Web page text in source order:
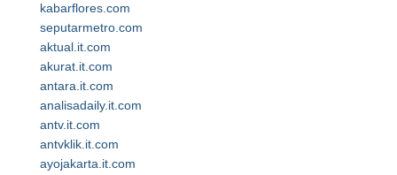
kabarflores.com
seputarmetro.com
aktual.it.com
akurat.it.com
antara.it.com
analisadaily.it.com
antv.it.com
antvklik.it.com
ayojakarta.it.com